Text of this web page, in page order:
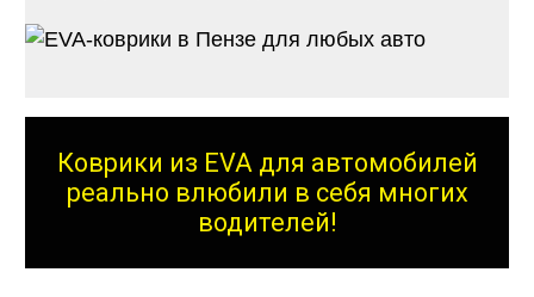
Коврики из EVA для автомобилей
реально влюбили в себя многих
водителей!